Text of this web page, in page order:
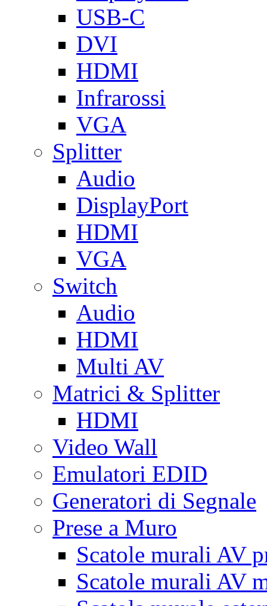
USB-C
DVI
HDMI
Infrarossi
VGA
Splitter
Audio
DisplayPort
HDMI
VGA
Switch
Audio
HDMI
Multi AV
Matrici & Splitter
HDMI
Video Wall
Emulatori EDID
Generatori di Segnale
Prese a Muro
Scatole murali AV
Scatole murali AV